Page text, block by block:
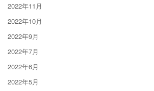
2022年11月
2022年10月
2022年9月
2022年7月
2022年6月
2022年5月